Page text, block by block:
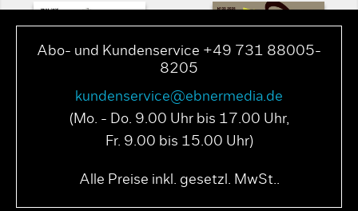
Abo- und Kundenservice +49 731 88005-
8205
kundenservice@ebnermedia.de
(Mo. - Do. 9.00 Uhr bis 17.00 Uhr,
Fr. 9.00 bis 15.00 Uhr)
Alle Preise inkl. gesetzl. MwSt..